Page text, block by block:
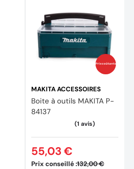
Prix coûtants
MAKITA ACCESSOIRES
Boite à outils MAKITA P-
84137
Prix conseillé :132,00 €
55,03 €